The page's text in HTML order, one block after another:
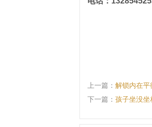
上一篇： 解锁内在
下一篇： 孩子坐没坐